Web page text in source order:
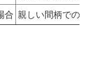
合 親しい間柄での